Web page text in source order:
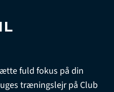
fuld fokus på din
træningslejr på Club